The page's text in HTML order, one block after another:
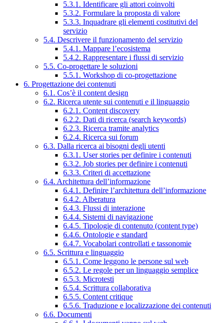
5.3.1. Identificare gli attori coinvolti
5.3.2. Formulare la proposta di valore
5.3.3. Inquadrare gli elementi costitutivi del
servizio
5.4. Descrivere il funzionamento del servizio
5.4.1. Mappare l’ecosistema
5.4.2. Rappresentare i flussi di servizio
5.5. Co-progettare le soluzioni
5.5.1. Workshop di co-progettazione
6. Progettazione dei contenuti
6.1. Cos’è il content design
6.2. Ricerca utente sui contenuti e il linguaggio
6.2.1. Content discovery
6.2.2. Dati di ricerca (search keywords)
6.2.3. Ricerca tramite analytics
6.2.4. Ricerca sui forum
6.3. Dalla ricerca ai bisogni degli utenti
6.3.1. User stories per definire i contenuti
6.3.2. Job stories per definire i contenuti
6.3.3. Criteri di accettazione
6.4. Architettura dell’informazione
6.4.1. Definire l’architettura dell’informazione
6.4.2. Alberatura
6.4.3. Flussi di interazione
6.4.4. Sistemi di navigazione
6.4.5. Tipologie di contenuto (content type)
6.4.6. Ontologie e standard
6.4.7. Vocabolari controllati e tassonomie
6.5. Scrittura e linguaggio
6.5.1. Come leggono le persone sul web
6.5.2. Le regole per un linguaggio semplice
6.5.3. Microtesti
6.5.4. Scrittura collaborativa
6.5.5. Content critique
6.5.6. Traduzione e localizzazione dei contenuti
6.6. Documenti